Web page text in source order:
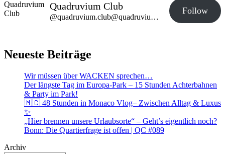
Quadruvium Club
@quadruvium.club@quadruvium.club
Follow
Neueste Beiträge
Wir müssen über WACKEN sprechen…
Der längste Tag im Europa-Park – 15 Stunden Achterbahnen
& Party im Park!
🇲🇨 48 Stunden in Monaco Vlog– Zwischen Alltag & Luxus
✨
„Hier brennen unsere Urlaubsorte“ – Geht’s eigentlich noch?
Bonn: Die Quartierfrage ist offen | QC #089
Archiv